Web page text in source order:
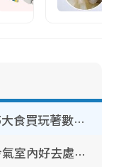
【8月生日優惠2026】全港85大食買玩著數攻略 自助餐/火鍋放題同行免費＋誠品/DONKI送現金券
香港室內好去處｜逾35大歎冷氣室內好去處推介 室內活動免費避雨無懼落雨